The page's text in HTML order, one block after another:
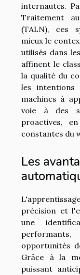
internautes.
Traitement
(TALN), ces
mieux le
utilisés dans
affinent le
la qualité du
les intentions
machines à
voie à des
proactives,
constantes du
Les
précision et
une
opportunités
Grâce à la
puissant